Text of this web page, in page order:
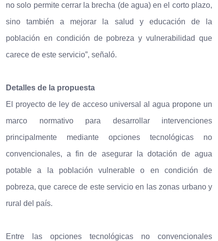
no solo permite cerrar la brecha (de agua) en el corto plazo,
sino también a mejorar la salud y educación de la
población en condición de pobreza y vulnerabilidad que
carece de este servicio”, señaló.
Detalles de la propuesta
El proyecto de ley de acceso universal al agua propone un
marco normativo para desarrollar intervenciones
principalmente mediante opciones tecnológicas no
convencionales, a fin de asegurar la dotación de agua
potable a la población vulnerable o en condición de
pobreza, que carece de este servicio en las zonas urbano y
rural del país.
Entre las opciones tecnológicas no convencionales